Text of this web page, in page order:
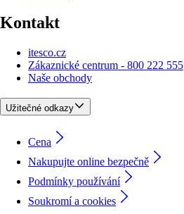
Kontakt
itesco.cz
Zákaznické centrum - 800 222 555
Naše obchody
Užitečné odkazy
Cena
Nakupujte online bezpečně
Podmínky používání
Soukromí a cookies